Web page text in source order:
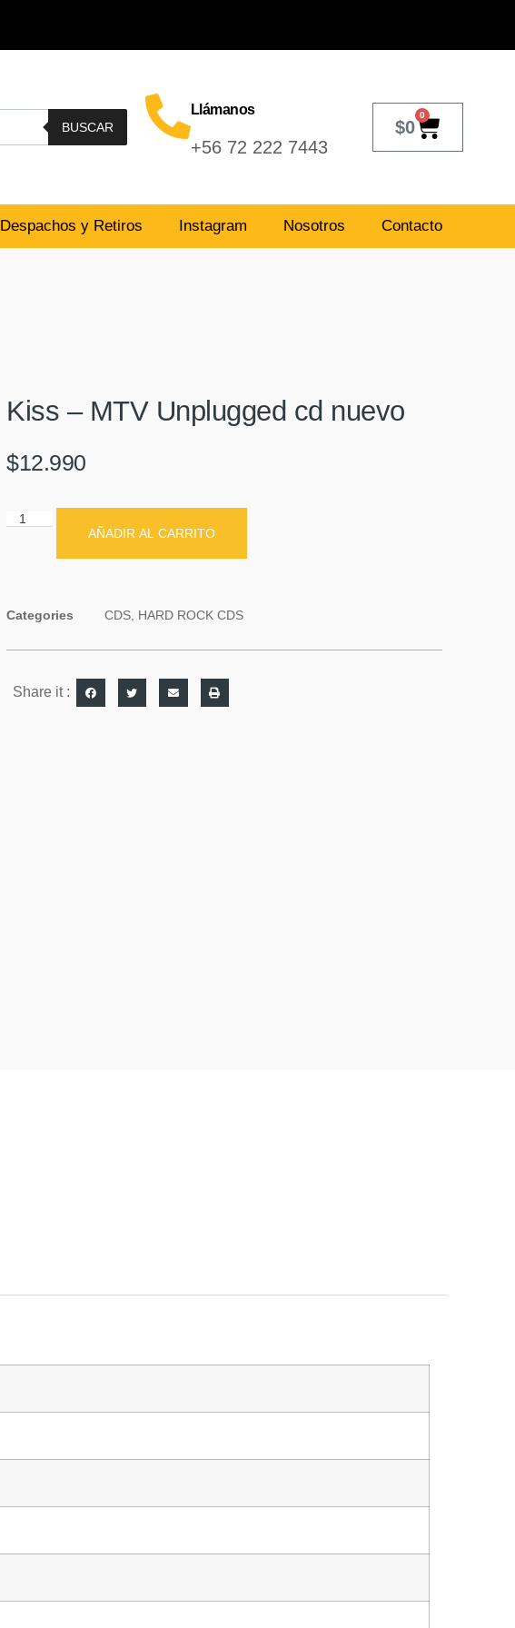
BUSCAR
Llámanos
+56 72 222 7443
$0
0
Despachos y Retiros Instagram Nosotros Contacto
Kiss – MTV Unplugged cd nuevo
$12.990
AÑADIR AL CARRITO
Categories CDS, HARD ROCK CDS
Share it :